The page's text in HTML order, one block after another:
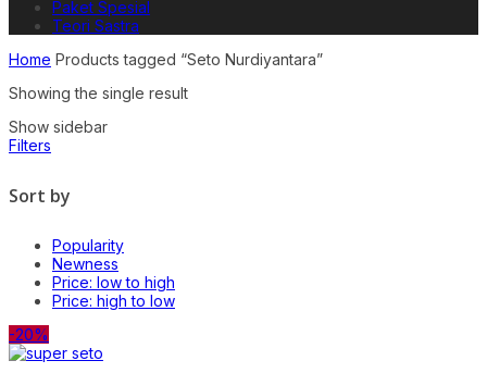
Paket Spesial
Teori Sastra
Home Products tagged “Seto Nurdiyantara”
Showing the single result
Show sidebar
Filters
Sort by
Popularity
Newness
Price: low to high
Price: high to low
-20%